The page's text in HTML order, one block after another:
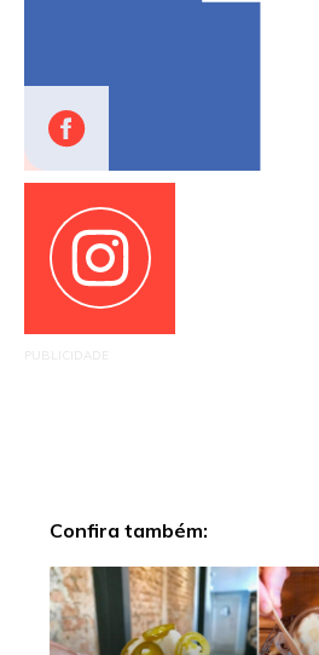
PUBLICIDADE
Confira também: